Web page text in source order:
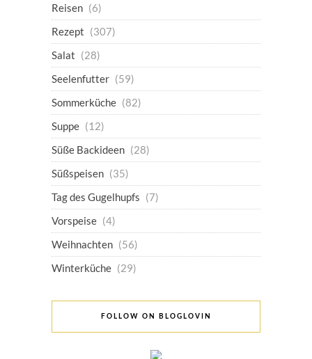
Reisen (6)
Rezept (307)
Salat (28)
Seelenfutter (59)
Sommerküche (82)
Suppe (12)
Süße Backideen (28)
Süßspeisen (35)
Tag des Gugelhupfs (7)
Vorspeise (4)
Weihnachten (56)
Winterküche (29)
FOLLOW ON BLOGLOVIN